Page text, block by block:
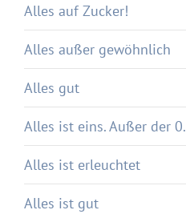
Alles auf Zucker!
Alles außer gewöhnlich
Alles gut
Alles ist eins. Außer der 0.
Alles ist erleuchtet
Alles ist gut